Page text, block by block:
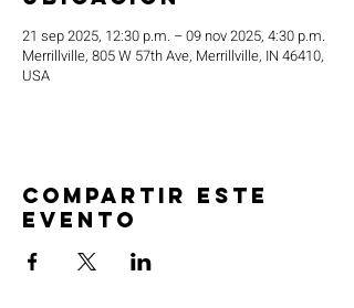
21 sep 2025, 12:30 p.m. – 09 nov 2025, 4:30 p.m.
Merrillville, 805 W 57th Ave, Merrillville, IN 46410,
USA
Compartir este
evento